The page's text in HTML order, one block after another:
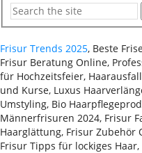
Frisur Trends 2025, Beste
Frisur Beratung Online,
für Hochzeitsfeier,
und Kurse, Luxus
Umstyling, Bio
Männerfrisuren 2024, Frisur
Haarglättung, Frisur Zubehör
Frisur Tipps für lockiges